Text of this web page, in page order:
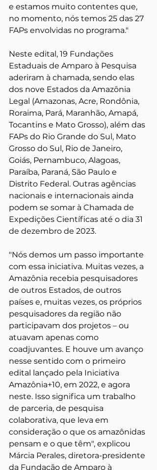
e estamos muito contentes que,
no momento, nós temos 25 das 27
FAPs envolvidas no programa."
Neste edital, 19 Fundações
Estaduais de Amparo à Pesquisa
aderiram à chamada, sendo elas
dos nove Estados da Amazônia
Legal (Amazonas, Acre, Rondônia,
Roraima, Pará, Maranhão, Amapá,
Tocantins e Mato Grosso), além das
FAPs do Rio Grande do Sul, Mato
Grosso do Sul, Rio de Janeiro,
Goiás, Pernambuco, Alagoas,
Paraíba, Paraná, São Paulo e
Distrito Federal. Outras agências
nacionais e internacionais ainda
podem se somar à Chamada de
Expedições Científicas até o dia 31
de dezembro de 2023.
"Nós demos um passo importante
com essa iniciativa. Muitas vezes, a
Amazônia recebia pesquisadores
de outros Estados, de outros
países e, muitas vezes, os próprios
pesquisadores da região não
participavam dos projetos – ou
atuavam apenas como
coadjuvantes. E houve um avanço
nesse sentido com o primeiro
edital lançado pela Iniciativa
Amazônia+10, em 2022, e agora
neste. Isso significa um trabalho
de parceria, de pesquisa
colaborativa, que leva em
consideração o que os amazônidas
pensam e o que têm", explicou
Márcia Perales, diretora-presidente
da Fundação de Amparo à